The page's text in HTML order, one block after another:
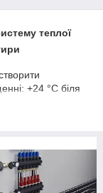
теплої
+24 °C біля
зменшує
ванних кімнат
Гнучкий
обладнання,